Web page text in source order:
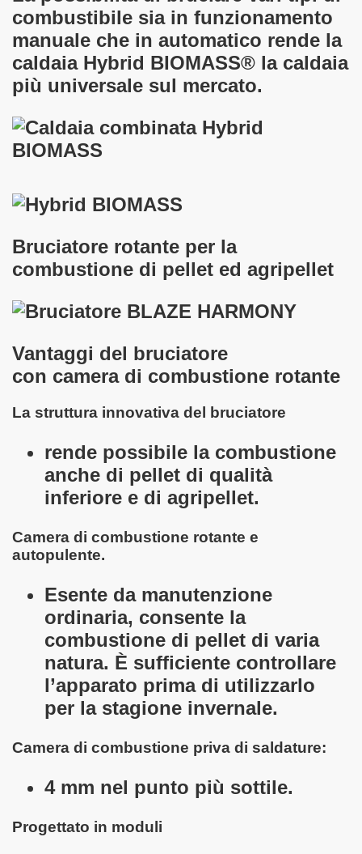
combustibile sia in funzionamento
manuale che in automatico rende la
caldaia Hybrid BIOMASS® la caldaia
più universale sul mercato.
Bruciatore rotante per la
combustione di pellet ed agripellet
Vantaggi del bruciatore
con camera di combustione rotante
La struttura innovativa del bruciatore
rende possibile la combustione
anche di pellet di qualità
inferiore e di agripellet.
Camera di combustione rotante e
autopulente.
Esente da manutenzione
ordinaria, consente la
combustione di pellet di varia
natura. È sufficiente controllare
l’apparato prima di utilizzarlo
per la stagione invernale.
Camera di combustione priva di saldature:
4 mm nel punto più sottile.
Progettato in moduli